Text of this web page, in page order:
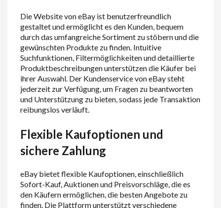
Die Website von eBay ist benutzerfreundlich
gestaltet und ermöglicht es den Kunden, bequem
durch das umfangreiche Sortiment zu stöbern und die
gewünschten Produkte zu finden. Intuitive
Suchfunktionen, Filtermöglichkeiten und detaillierte
Produktbeschreibungen unterstützen die Käufer bei
ihrer Auswahl. Der Kundenservice von eBay steht
jederzeit zur Verfügung, um Fragen zu beantworten
und Unterstützung zu bieten, sodass jede Transaktion
reibungslos verläuft.
Flexible Kaufoptionen und
sichere Zahlung
eBay bietet flexible Kaufoptionen, einschließlich
Sofort-Kauf, Auktionen und Preisvorschläge, die es
den Käufern ermöglichen, die besten Angebote zu
finden. Die Plattform unterstützt verschiedene